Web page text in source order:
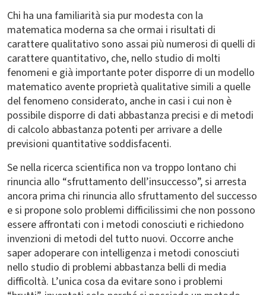
Chi ha una familiarità sia pur modesta con la
matematica moderna sa che ormai i risultati di
carattere qualitativo sono assai più numerosi di quelli di
carattere quantitativo, che, nello studio di molti
fenomeni e già importante poter disporre di un modello
matematico avente proprietà qualitative simili a quelle
del fenomeno considerato, anche in casi i cui non è
possibile disporre di dati abbastanza precisi e di metodi
di calcolo abbastanza potenti per arrivare a delle
previsioni quantitative soddisfacenti.
Se nella ricerca scientifica non va troppo lontano chi
rinuncia allo “sfruttamento dell’insuccesso”, si arresta
ancora prima chi rinuncia allo sfruttamento del successo
e si propone solo problemi difficilissimi che non possono
essere affrontati con i metodi conosciuti e richiedono
invenzioni di metodi del tutto nuovi. Occorre anche
saper adoperare con intelligenza i metodi conosciuti
nello studio di problemi abbastanza belli di media
difficoltà. L’unica cosa da evitare sono i problemi